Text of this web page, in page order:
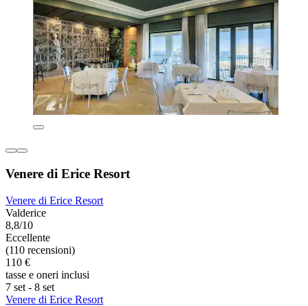
Venere di Erice Resort
Venere di Erice Resort
Valderice
8,8/10
Eccellente
(110 recensioni)
110 €
tasse e oneri inclusi
7 set - 8 set
Venere di Erice Resort